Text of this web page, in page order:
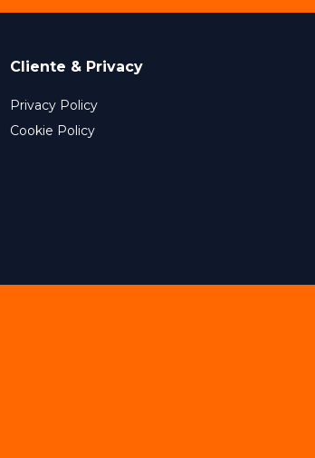
Cliente & Privacy
Privacy Policy
Cookie Policy